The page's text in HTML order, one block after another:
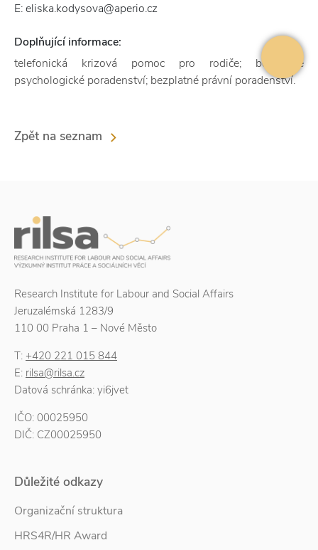
E: eliska.kodysova@aperio.cz
Doplňující informace:
telefonická krizová pomoc pro rodiče; bezplatné
psychologické poradenství; bezplatné právní poradenství.
Zpět na seznam
Research Institute for Labour and Social Affairs
Jeruzalémská 1283/9
110 00 Praha 1 – Nové Město
T: +420 221 015 844
E: rilsa@rilsa.cz
Datová schránka: yi6jvet
IČO: 00025950
DIČ: CZ00025950
Důležité odkazy
Organizační struktura
HRS4R/HR Award